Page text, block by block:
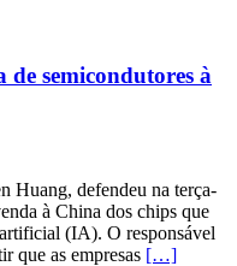
semicondutores à
Huang, defendeu na terça-
à China dos chips que
(IA). O responsável
que as empresas […]